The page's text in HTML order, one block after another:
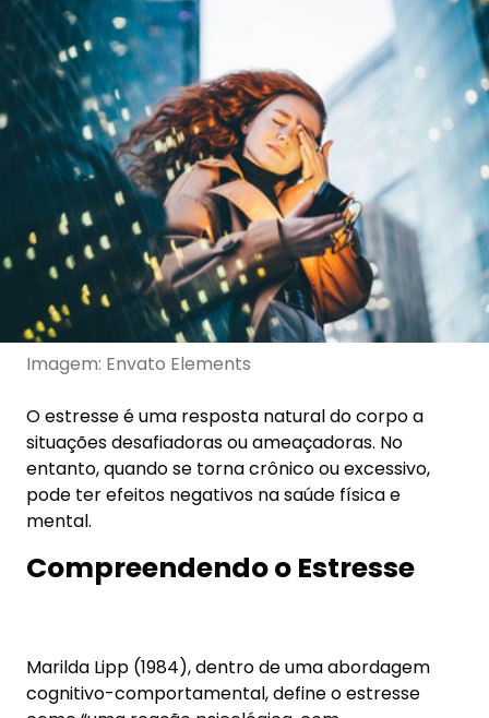
Imagem: Envato Elements
O estresse é uma resposta natural do corpo a
situações desafiadoras ou ameaçadoras. No
entanto, quando se torna crônico ou excessivo,
pode ter efeitos negativos na saúde física e
mental.
Compreendendo o Estresse
Marilda Lipp (1984), dentro de uma abordagem
cognitivo-comportamental, define o estresse
como “uma reação psicológica, com
componentes emocionais físicos, mentais e
químicos, a determinados estímulos que irritam,
amedrontam, excitam e/ou confundem a pessoa”
daquele que é necessário para o bom
desempenho da pessoa (eustresse).